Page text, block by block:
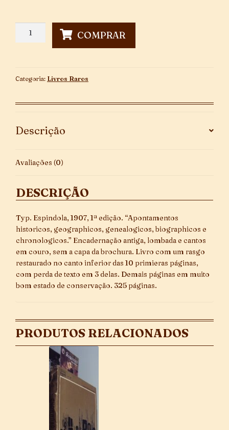
Pindamonhagaba
COMPRAR
Categoria: Livros Raros
Descrição
Avaliações (0)
DESCRIÇÃO
Typ. Espindola, 1907, 1ª edição. “Apontamentos
historicos, geographicos, genealogicos, biographicos e
chronologicos.” Encadernação antiga, lombada e cantos
em couro, sem a capa da brochura. Livro com um rasgo
restaurado no canto inferior das 10 primieras páginas,
com perda de texto em 3 delas. Demais páginas em muito
bom estado de conservação. 325 páginas.
PRODUTOS RELACIONADOS